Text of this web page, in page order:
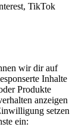
TikTok
wir dir auf
Inhalte
Produkte
anzeigen
setzen
ein: